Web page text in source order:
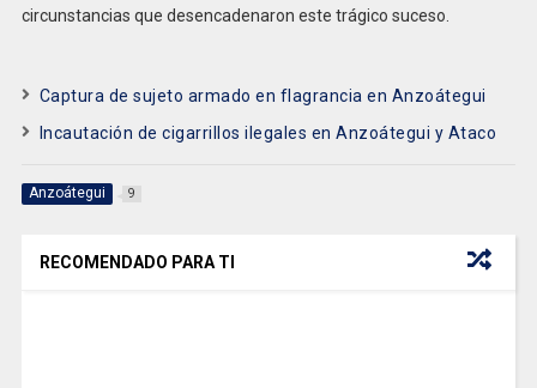
circunstancias que desencadenaron este trágico suceso.
Captura de sujeto armado en flagrancia en Anzoátegui
Incautación de cigarrillos ilegales en Anzoátegui y Ataco
Anzoátegui 9
RECOMENDADO PARA TI